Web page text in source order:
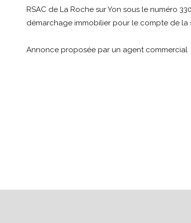
RSAC de La Roche sur Yon sous le numéro
démarchage immobilier pour le compte de la
Annonce proposée par un agent commercial